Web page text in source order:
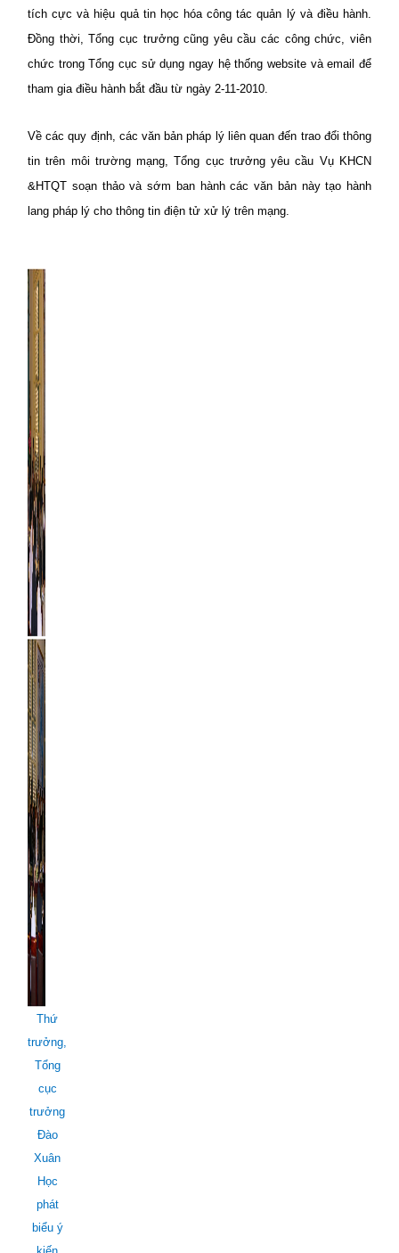
tích cực và hiệu quả tin học hóa công tác quản lý và điều hành.
Đồng thời, Tổng cục trưởng cũng yêu cầu các công chức, viên
chức trong Tổng cục sử dụng ngay hệ thống website và email để
tham gia điều hành bắt đầu từ ngày 2-11-2010.
Về các quy định, các văn bản pháp lý liên quan đến trao đổi thông
tin trên môi trường mạng, Tổng cục trưởng yêu cầu Vụ KHCN
&HTQT soạn thảo và sớm ban hành các văn bản này tạo hành
lang pháp lý cho thông tin điện tử xử lý trên mạng.
Thứ
trưởng,
Tổng
cục
trưởng
Đào
Xuân
Học
phát
biểu ý